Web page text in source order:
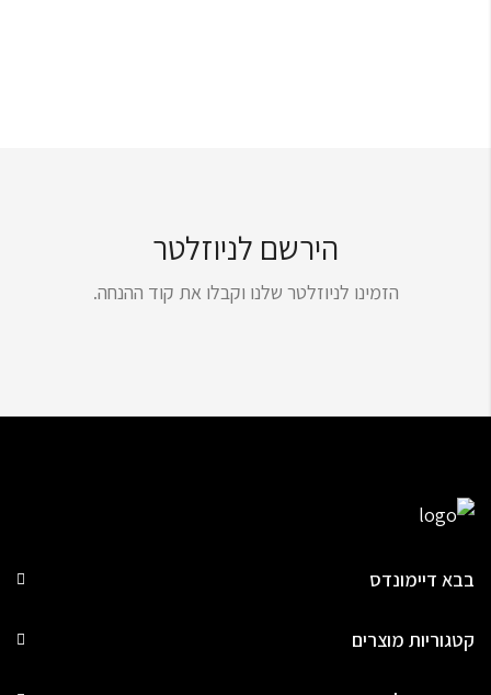
הירשם לניוזלטר
הזמינו לניוזלטר שלנו וקבלו את קוד ההנחה.
בבא דיימונדס
קטגוריות מוצרים